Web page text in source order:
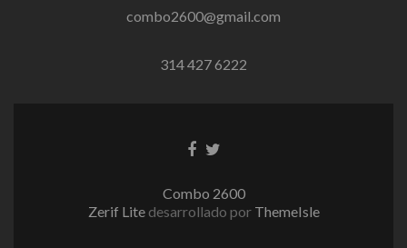
combo2600@gmail.com
314 427 6222
EnlaceEnlace
Combo 2600
Zerif Lite desarrollado por ThemeIsle